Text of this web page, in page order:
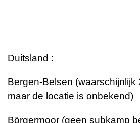
Duitsland :
Bergen-Belsen (waarschijnlijk
maar de locatie is onbekend)
Börgermoor (geen subkamp